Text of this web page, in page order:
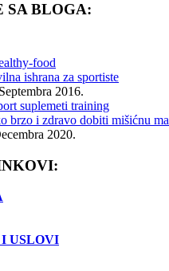
SA BLOGA:
ishrana za sportiste
2016.
brzo i zdravo dobiti mišićnu
2020.
I USLOVI